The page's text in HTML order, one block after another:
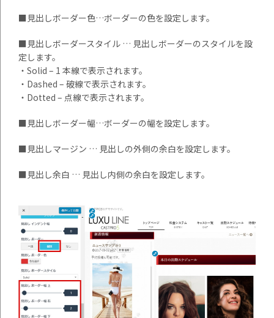
■見出しボーダー色…ボーダーの色を設定します。
■見出しボーダースタイル … 見出しボーダーのスタイルを設
定します。
・Solid – 1 本線で表示されます。
・Dashed – 破線で表示されます。
・Dotted – 点線で表示されます。
■見出しボーダー幅…ボーダーの幅を設定します。
■見出しマージン … 見出しの外側の余白を設定します。
■見出し余白 … 見出し内側の余白を設定します。